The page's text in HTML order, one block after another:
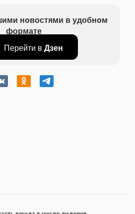
новостями в удобном
формате
Перейти в Дзен